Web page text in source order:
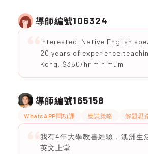
導師編號106324
Interested. Native English
20 years of experience
Kong. $350/hr minimum
導師編號165158
WhatsAPP問功課 應試策略 解題思
我有4年大學教書經驗，澳洲生
英文上堂